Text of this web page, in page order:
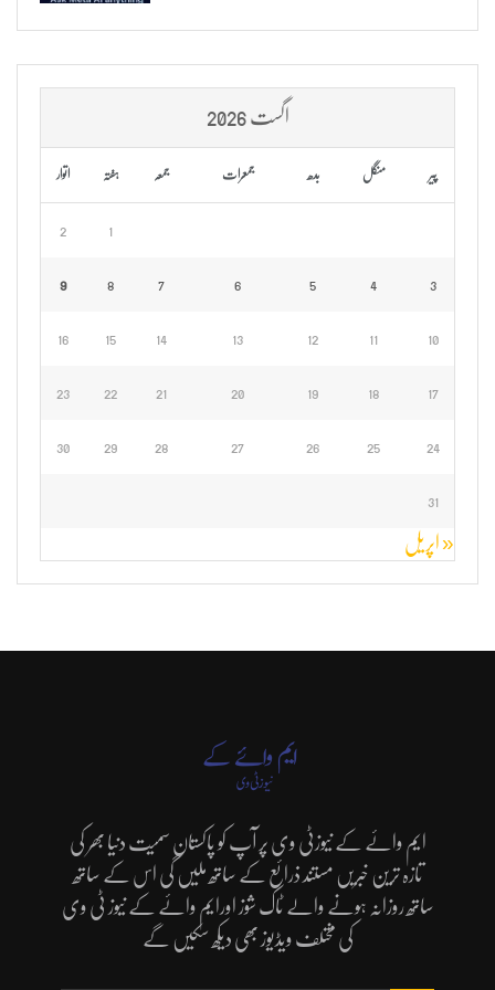
اگست 2026
پیر منگل بدھ جمعرات جمعہ ہفتہ اتوار
1
2
3
4
5
6
7
8
9
10
11
12
13
14
15
16
17
18
19
20
21
22
23
24
25
26
27
28
29
30
31
« اپریل
ایم وائے کے نیوزٹی وی پر آپ کو پاکستان سمیت دنیا بھر کی
تازہ ترین خبریں مستند ذرائع کے ساتھ ملیں گی اس کے ساتھ
ساتھ روزانہ ہونے والے ٹاک شوز اورایم وائے کے نیوز ٹی وی
کی مختلف ویڈیوز بھی دیکھ سکیں گے